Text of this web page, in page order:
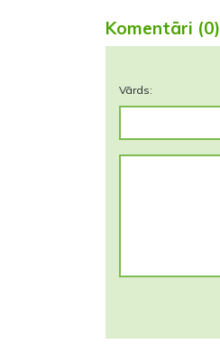
Komentāri (0)
Vārds: